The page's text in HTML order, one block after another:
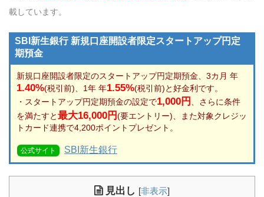
載しています。
SBI新生銀行 新規口座開設者限定スタートアップ円定
期預金
新規口座開設者限定のスタートアップ円定期預金、3カ月 年
1.40%(税引前)、1年 年1.55%(税引前)と好金利です。
・スタートアップ円定期預金の設定で1,000円
、さらに条件
を満たすと最大16,000円(要エントリー)、また対象クレジッ
トカード連携で4,200ポイントプレゼント。
公式サイト SBI新生銀行
見出し [非表示]